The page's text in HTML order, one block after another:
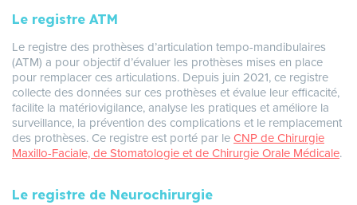
Le registre ATM
Le registre des prothèses d’articulation tempo-mandibulaires
(ATM) a pour objectif d’évaluer les prothèses mises en place
pour remplacer ces articulations. Depuis juin 2021, ce registre
collecte des données sur ces prothèses et évalue leur efficacité,
facilite la matériovigilance, analyse les pratiques et améliore la
surveillance, la prévention des complications et le remplacement
des prothèses. Ce registre est porté par leCNP de Chirurgie
Maxillo-Faciale, de Stomatologie et de Chirurgie Orale Médicale.
Le registre de Neurochirurgie